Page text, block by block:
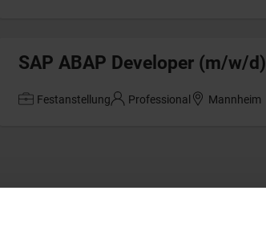
SAP ABAP Developer (m/w/d)
Festanstellung Professional Mannheim